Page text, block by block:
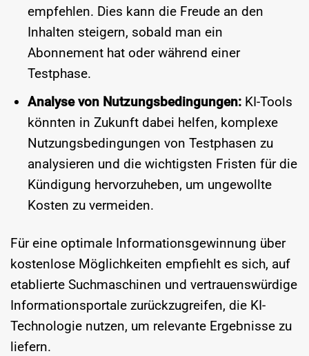
empfehlen. Dies kann die Freude an den
Inhalten steigern, sobald man ein
Abonnement hat oder während einer
Testphase.
Analyse von Nutzungsbedingungen:KI-Tools
könnten in Zukunft dabei helfen, komplexe
Nutzungsbedingungen von Testphasen zu
analysieren und die wichtigsten Fristen für die
Kündigung hervorzuheben, um ungewollte
Kosten zu vermeiden.
Für eine optimale Informationsgewinnung über
kostenlose Möglichkeiten empfiehlt es sich, auf
etablierte Suchmaschinen und vertrauenswürdige
Informationsportale zurückzugreifen, die KI-
Technologie nutzen, um relevante Ergebnisse zu
liefern.